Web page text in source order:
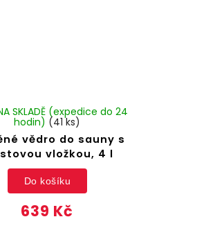
vědro do sauny s
vložkou, 4 l
SKLADĚ (expedice do 24
hodin) (41 ks)
639 Kč
Do košíku